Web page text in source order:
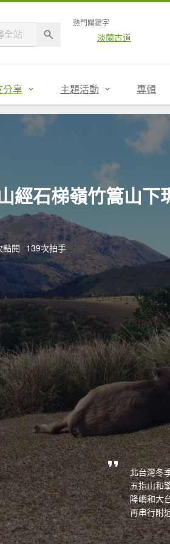
熱門關鍵字
淡蘭古道
分享 主題活動 專輯
經石梯嶺竹篙山下
點閱 139次拍手
北台灣冬
五指山和
隆嶼和大
再串行附